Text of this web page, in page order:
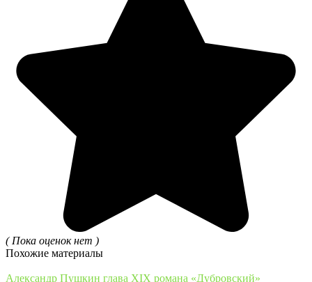
( Пока оценок нет )
Похожие материалы
Александр Пушкин глава XIX романа «Дубровский»